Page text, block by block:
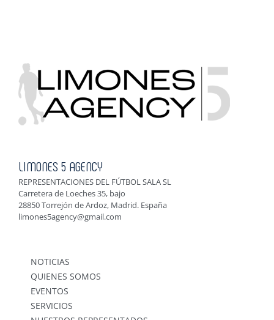
LIMONES 5 AGENCY
REPRESENTACIONES DEL FÚTBOL SALA SL
Carretera de Loeches 35, bajo
28850 Torrejón de Ardoz, Madrid. España
limones5agency@gmail.com
NOTICIAS
QUIENES SOMOS
EVENTOS
SERVICIOS